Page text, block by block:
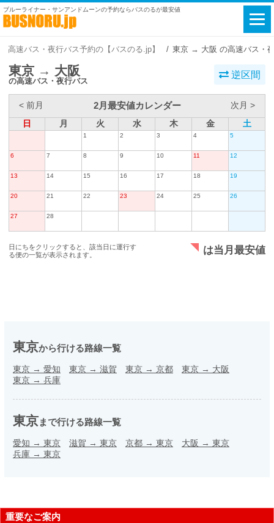
ブルーライナー・サンアンドムーンの予約ならバスのるが最安値
高速バス・夜行バス予約の【バスのる.jp】 東京 → 大阪 の高速バス・
東京 → 大阪
の高速バス・夜行バス
逆区間
< 前月 2月最安値カレンダー
次月 >
日
月 火 水 木 金 土
1 2 3 4 5
6 7 8 9 10 11 12
13 14 15 16 17 18 19
20 21 22 23 24 25 26
27 28
日にちをクリックすると、該当日に運行す
る便の一覧が表示されます。
は当月最安値
東京から行ける路線一覧
東京 → 愛知 東京 → 滋賀 東京 → 京都 東京 → 大阪
東京 → 兵庫
東京まで行ける路線一覧
愛知 → 東京 滋賀 → 東京 京都 → 東京 大阪 → 東京
兵庫 → 東京
重要なご案内